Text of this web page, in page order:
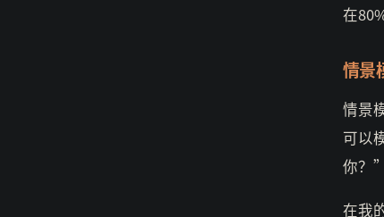
在
情景
情景
可以
你？
在我